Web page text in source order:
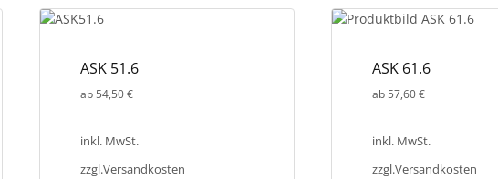
ASK 51.6
ab 54,50€
inkl. MwSt.
zzgl.Versandkosten
ASK 61.6
ab 57,60€
inkl. MwSt.
zzgl.Versandkosten